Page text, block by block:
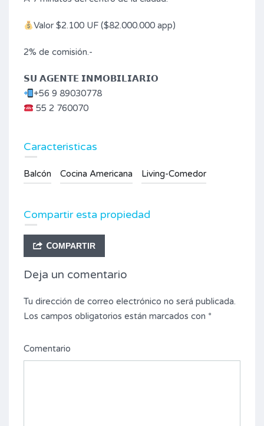
Valor $2.100 UF ($82.000.000 app)
2% de comisión.-
𝗦𝗨 𝗔𝗚𝗘𝗡𝗧𝗘 𝗜𝗡𝗠𝗢𝗕𝗜𝗟𝗜𝗔𝗥𝗜𝗢
+56 9 89030778
55 2 760070
Caracteristicas
Balcón Cocina Americana Living-Comedor
Compartir esta propiedad
COMPARTIR
Deja un comentario
Tu dirección de correo electrónico no será publicada.
Los campos obligatorios están marcados con *
Comentario